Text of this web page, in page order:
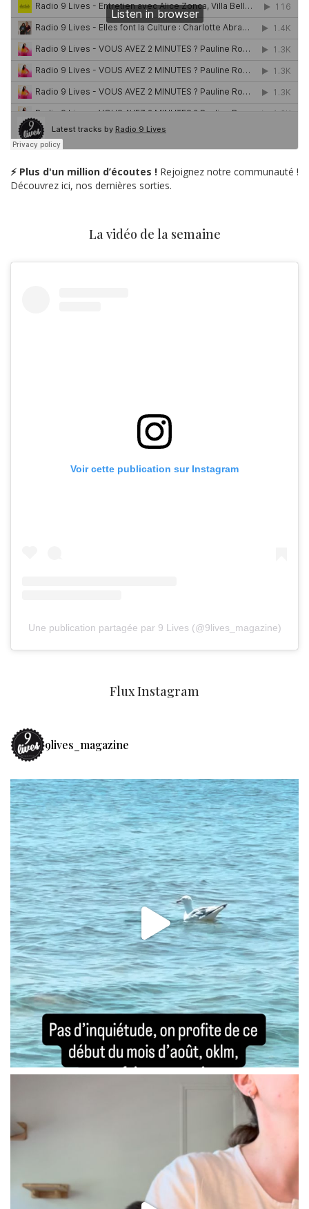
⚡ Plus d'un million d’écoutes ! Rejoignez notre communauté !
Découvrez ici, nos dernières sorties.
La vidéo de la semaine
Voir cette publication sur Instagram
Une publication partagée par 9 Lives (@9lives_magazine)
Flux Instagram
9lives_magazine